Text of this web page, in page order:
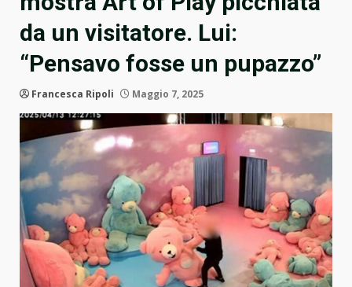
da un visitatore. Lui:
“Pensavo fosse un pupazzo”
Francesca Ripoli Maggio 7, 2025